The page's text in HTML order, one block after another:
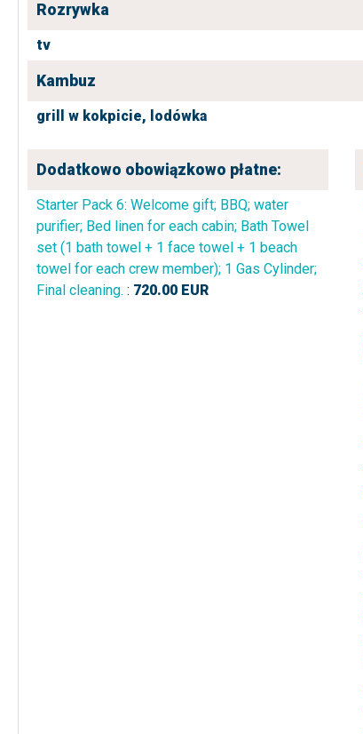
Rozrywka
tv
Kambuz
grill w kokpicie, lodówka
Dodatkowo obowiązkowo płatne:
Starter Pack 6: Welcome gift; BBQ; water
purifier; Bed linen for each cabin; Bath Towel
set (1 bath towel + 1 face towel + 1 beach
towel for each crew member); 1 Gas Cylinder;
Final cleaning. : 720.00 EUR